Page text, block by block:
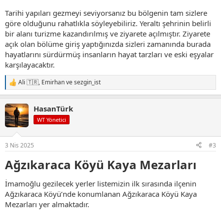
Tarihi yapıları gezmeyi seviyorsanız bu bölgenin tam sizlere
göre olduğunu rahatlıkla söyleyebiliriz. Yeraltı şehrinin belirli
bir alanı turizme kazandırılmış ve ziyarete açılmıştır. Ziyarete
açık olan bölüme giriş yaptığınızda sizleri zamanında burada
hayatlarını sürdürmüş insanların hayat tarzları ve eski eşyalar
karşılayacaktır.
T
e
k
i
l
Ali 🇹🇷, Emirhanvesezgin_ist
HasanTürk
WT Yönetici
3 Nis 2025 #3
Ağzıkaraca Köyü Kaya Mezarları​
İmamoğlu gezilecek yerler listemizin ilk sırasında ilçenin
Ağzıkaraca Köyü’nde konumlanan Ağzıkaraca Köyü Kaya
Mezarları yer almaktadır.